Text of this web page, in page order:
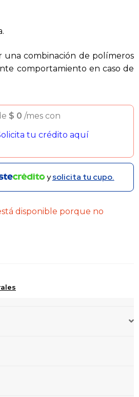
una combinación de polímeros
comportamiento en caso de
$ 0 /mes con
tu crédito aquí
ysolicita tu cupo.
disponible porque no